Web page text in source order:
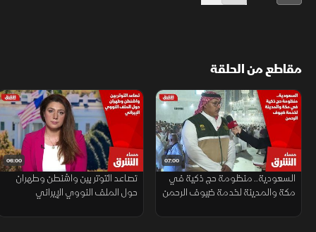
مقاطع من الحلقة
07:00
السعودية.. منظومة حج ذكية في
مكة والمدينة لخدمة ضيوف الرحمن
06:00
تصاعد التوتر بين واشنطن وطهران
حول الملف النووي الإيراني